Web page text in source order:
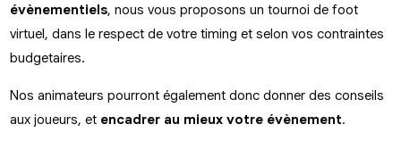
évènementiels, nous vous proposons un tournoi de foot
virtuel, dans le respect de votre timing et selon vos contraintes
budgetaires.
Nos animateurs pourront également donc donner des conseils
aux joueurs, et encadrer au mieux votre évènement.